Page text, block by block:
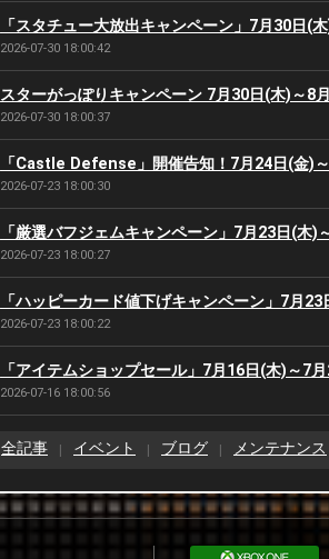
「スタチュー大放出キャンペーン」7月30日(
2026-07-30 18:00:42
スターがっぽりキャンペーン 7月30日(木)～8
2026-07-30 18:00:37
「Castle Defense」開催告知！7月24日(金)
2026-07-23 18:00:30
「厳選バフジェムキャンペーン」7月23日(木)
2026-07-23 18:00:27
「ハッピーカード値下げキャンペーン」7月
2026-07-23 18:00:22
「アイテムショップセール」7月16日(木)～7
2026-07-16 18:00:56
全記事 イベント ブログ メンテナンス